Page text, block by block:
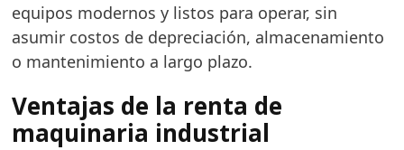
equipos modernos y listos para operar, sin
asumir costos de depreciación, almacenamiento
o mantenimiento a largo plazo.
Ventajas de la renta de
maquinaria industrial